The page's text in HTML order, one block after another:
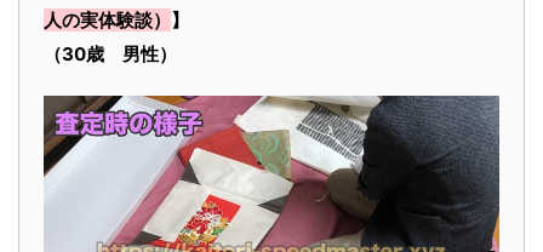
人の実体験談） 】
（30歳 男性）